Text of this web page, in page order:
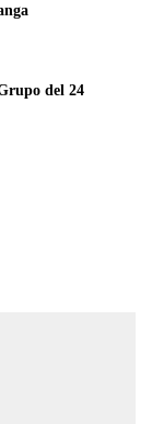
del 24